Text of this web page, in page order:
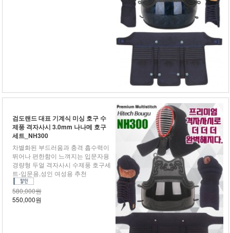
검도랜드 대표 기계식 미싱 호구 수
제풍 격자사시 3.0mm 나나메 호구
세트_NH300
차별화된 부드러움과 충격 흡수력이
뛰어나 편한함이 느껴지는 입문자용
경량형 두얼 격자사시 수제풍 호구세
트-입문용,성인 여성용 추천
580,000원
550,000원